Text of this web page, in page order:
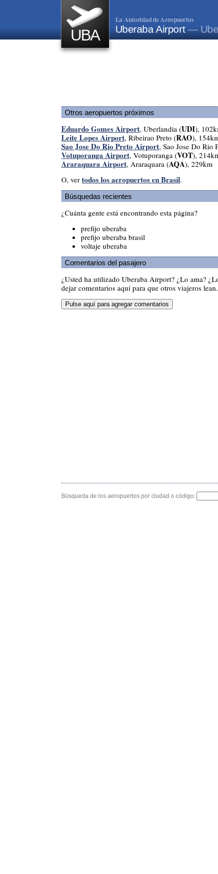
UBA
La Autoridad de Aeropuertos
Uberaba Airport—
Otros aeropuertos próximos
Eduardo Gomes Airport, Uberlandia (UDI),
Leite Lopes Airport, Ribeirao Preto (RAO),
Sao Jose Do Rio Preto Airport, Sao Jose Do Rio
Votuporanga Airport, Votuporanga (VOT),
Araraquara Airport, Araraquara (AQA), 229km
O, ver todos los aeropuertos en Brasil.
Búsquedas recientes
¿Cuánta gente está encontrando esta página?
prefijo uberaba
prefijo uberaba brasil
voltaje uberaba
Comentarios del pasajero
¿Usted ha utilizado Uberaba Airport? ¿Lo ama?
dejar comentarios aquí para que otros viajeros lean.
Búsqueda de los aeropuertos por ciudad o código: